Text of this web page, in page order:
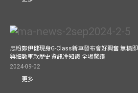
忠粉鄭伊健現身G-Class新車發布會好興奮 無稿即
興細數車款歷史資訊冷知識 全場驚讚
2024-09-02
更多